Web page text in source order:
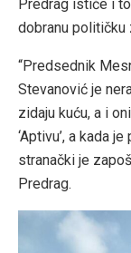
Predrag ističe i
dobranu političku
“Predsednik
Stevanović je
zidaju kuću, a i
‘Aptivu’, a kada
stranački je
Predrag.